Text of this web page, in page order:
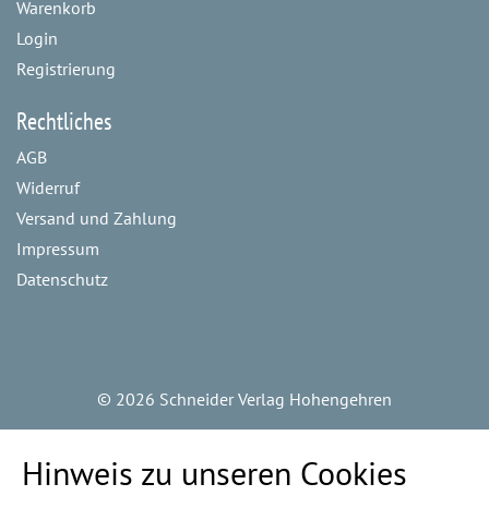
Warenkorb
Login
Registrierung
Rechtliches
AGB
Widerruf
Versand und Zahlung
Impressum
Datenschutz
© 2026 Schneider Verlag Hohengehren
Hinweis zu unseren Cookies